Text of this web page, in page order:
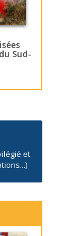
Sud-
et